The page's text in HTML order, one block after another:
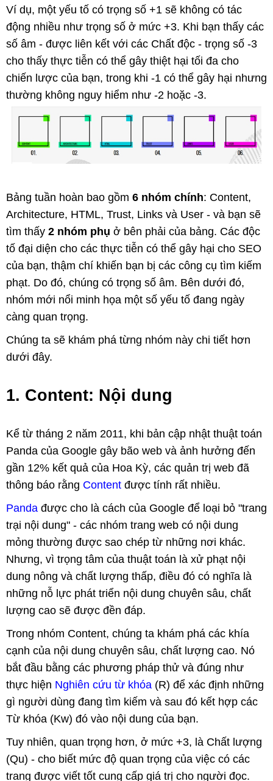
Ví dụ, một yếu tố có trọng số +1 sẽ không có tác
động nhiều như trọng số ở mức +3. Khi bạn thấy các
số âm - được liên kết với các Chất độc - trọng số -3
cho thấy thực tiễn có thể gây thiệt hại tối đa cho
chiến lược của bạn, trong khi -1 có thể gây hại nhưng
thường không nguy hiểm như -2 hoặc -3.
Bảng tuần hoàn bao gồm 6 nhóm chính: Content,
Architecture, HTML, Trust, Links và User - và bạn sẽ
tìm thấy 2 nhóm phụ ở bên phải của bảng. Các độc
tố đại diện cho các thực tiễn có thể gây hại cho SEO
của bạn, thậm chí khiến bạn bị các công cụ tìm kiếm
phạt. Do đó, chúng có trọng số âm. Bên dưới đó,
nhóm mới nổi minh họa một số yếu tố đang ngày
càng quan trọng.
Chúng ta sẽ khám phá từng nhóm này chi tiết hơn
dưới đây.
1. Content: Nội dung
Kể từ tháng 2 năm 2011, khi bản cập nhật thuật toán
Panda của Google gây bão web và ảnh hưởng đến
gần 12% kết quả của Hoa Kỳ, các quản trị web đã
thông báo rằng Content được tính rất nhiều.
Panda được cho là cách của Google để loại bỏ "trang
trại nội dung" - các nhóm trang web có nội dung
mỏng thường được sao chép từ những nơi khác.
Nhưng, vì trọng tâm của thuật toán là xử phạt nội
dung nông và chất lượng thấp, điều đó có nghĩa là
những nỗ lực phát triển nội dung chuyên sâu, chất
lượng cao sẽ được đền đáp.
Trong nhóm Content, chúng ta khám phá các khía
cạnh của nội dung chuyên sâu, chất lượng cao. Nó
bắt đầu bằng các phương pháp thử và đúng như
thực hiện Nghiên cứu từ khóa (R) để xác định những
gì người dùng đang tìm kiếm và sau đó kết hợp các
Từ khóa (Kw) đó vào nội dung của bạn.
Tuy nhiên, quan trọng hơn, ở mức +3, là Chất lượng
(Qu) - cho biết mức độ quan trọng của việc có các
trang được viết tốt cung cấp giá trị cho người đọc.